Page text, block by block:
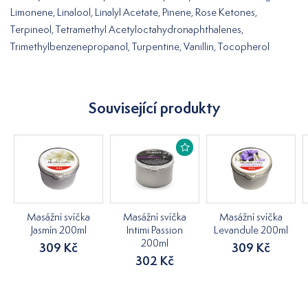
Limonene, Linalool, Linalyl Acetate, Pinene, Rose Ketones,
Terpineol, Tetramethyl Acetyloctahydronaphthalenes,
Trimethylbenzenepropanol, Turpentine, Vanillin, Tocopherol
Související produkty
Masážní svíčka
Jasmín 200ml
309 Kč
Masážní svíčka
Intimi Passion
200ml
302 Kč
Masážní svíčka
Levandule 200ml
309 Kč